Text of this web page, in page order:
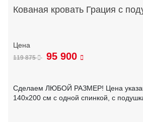
Кованая кровать Грация с
119 875 95 900
Сделаем ЛЮБОЙ РАЗМЕР! Цена
140х200 см с одной спинкой, с